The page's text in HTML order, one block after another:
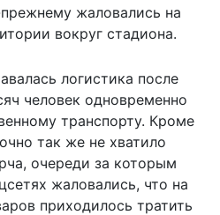
жаловались на
вокруг стадиона.
логистика после
человек одновременно
транспорту. Кроме
так же не хватило
очереди за которым
жаловались, что на
приходилось тратить